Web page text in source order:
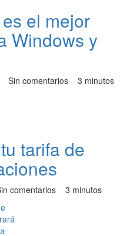
el mejor
Windows y
Sin comentarios 3 minutos
tarifa de
comentarios 3 minutos